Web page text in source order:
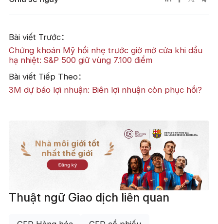
Bài viết Trước：
Chứng khoán Mỹ hồi nhẹ trước giờ mở cửa khi dầu
hạ nhiệt: S&P 500 giữ vùng 7.100 điểm
Bài viết Tiếp Theo：
3M dự báo lợi nhuận: Biên lợi nhuận còn phục hồi?
Nhà môi giới tốt
nhất thế giới
Đăng ký
Thuật ngữ Giao dịch liên quan